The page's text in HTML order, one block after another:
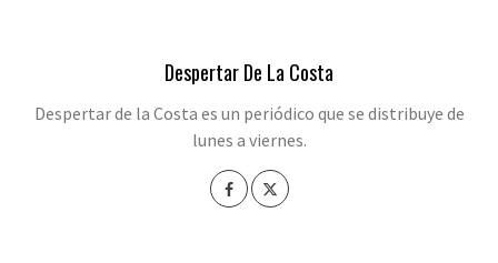
Despertar De La Costa
Despertar de la Costa es un periódico que se distribuye de
lunes a viernes.